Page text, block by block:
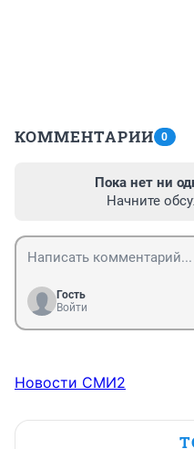
КОММЕНТАРИИ 0
Пока нет ни
Начните
Гость
Войти
Новости СМИ2